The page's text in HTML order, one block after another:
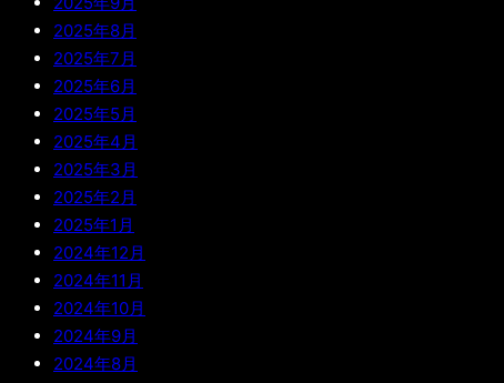
2025年8月
2025年7月
2025年6月
2025年5月
2025年4月
2025年3月
2025年2月
2025年1月
2024年12月
2024年11月
2024年10月
2024年9月
2024年8月